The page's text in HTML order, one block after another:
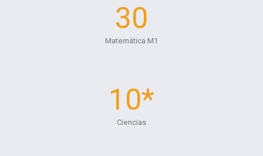
30
Matemática M1
10*
Ciencias